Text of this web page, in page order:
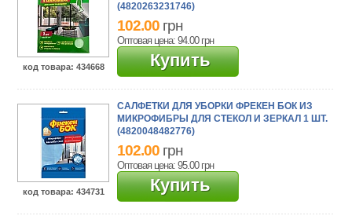
код товара: 434668
(4820263231746)
102.00 грн
Оптовая цена: 94.00 грн
Купить
код товара: 434731
САЛФЕТКИ ДЛЯ УБОРКИ ФРЕКЕН БОК ИЗ
МИКРОФИБРЫ ДЛЯ СТЕКОЛ И ЗЕРКАЛ 1 ШТ.
(4820048482776)
102.00 грн
Оптовая цена: 95.00 грн
Купить